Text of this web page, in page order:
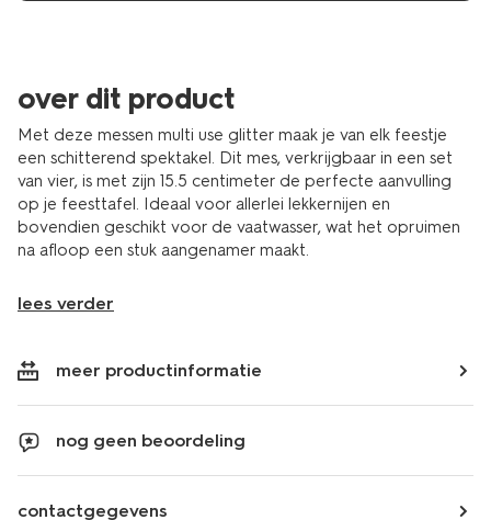
over dit product
Met deze messen multi use glitter maak je van elk feestje
een schitterend spektakel. Dit mes, verkrijgbaar in een set
van vier, is met zijn 15.5 centimeter de perfecte aanvulling
op je feesttafel. Ideaal voor allerlei lekkernijen en
bovendien geschikt voor de vaatwasser, wat het opruimen
na afloop een stuk aangenamer maakt.
lees verder
meer productinformatie
nog geen beoordeling
contactgegevens